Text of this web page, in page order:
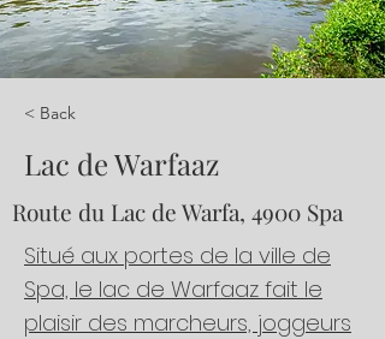
< Back
Lac de Warfaaz
Route du Lac de Warfa, 4900 Spa
Situé aux portes de la ville de
Spa, le lac de Warfaaz fait le
plaisir des marcheurs, joggeurs